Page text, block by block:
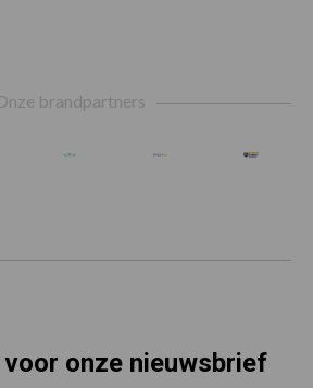
brandpartners
onze nieuwsbrief